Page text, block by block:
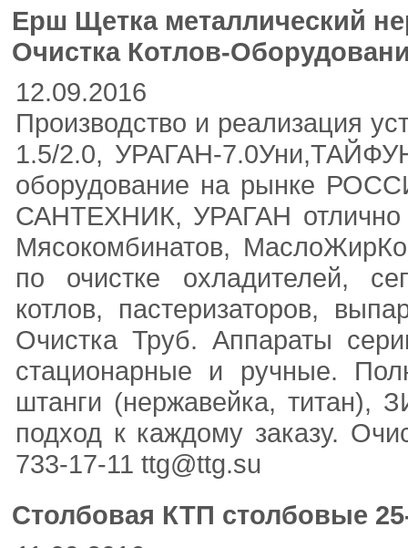
Ерш Щетка металлический
Очистка Котлов-
12.09.2016
Производство и реализация
1.5/2.0, УРАГАН-
оборудование на рынке
САНТЕХНИК, УРАГАН отлично
Мясокомбинатов,
по очистке охладителей,
котлов, пастеризаторов,
Очистка Труб. Аппараты
стационарные и ручные.
штанги (нержавейка, титан),
подход к каждому заказу.
733-17-11 ttg@ttg.su
Столбовая КТП столбовые